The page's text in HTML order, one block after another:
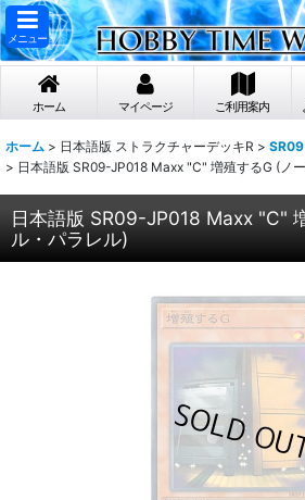
メニュー
ホーム マイページ ご利用案内
ホーム > 日本語版 ストラクチャーデッキR > SR09
> 日本語版 SR09-JP018 Maxx "C" 増殖するG (ノ
日本語版 SR09-JP018 Maxx "C"
ル・パラレル)